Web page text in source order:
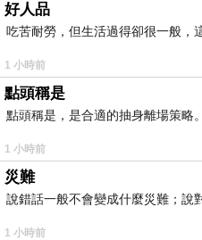
好人品
吃苦耐勞，但生活過得卻很一般，
1 小時前
點頭稱是
點頭稱是，是合適的抽身離場策略。
1 小時前
災難
說錯話一般不會變成什麼災難；說
1 小時前